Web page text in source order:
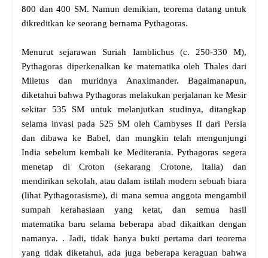
800 dan 400 SM. Namun demikian, teorema datang untuk
dikreditkan ke seorang bernama Pythagoras.
Menurut sejarawan Suriah Iamblichus (c. 250-330 M),
Pythagoras diperkenalkan ke matematika oleh Thales dari
Miletus dan muridnya Anaximander. Bagaimanapun,
diketahui bahwa Pythagoras melakukan perjalanan ke Mesir
sekitar 535 SM untuk melanjutkan studinya, ditangkap
selama invasi pada 525 SM oleh Cambyses II dari Persia
dan dibawa ke Babel, dan mungkin telah mengunjungi
India sebelum kembali ke Mediterania. Pythagoras segera
menetap di Croton (sekarang Crotone, Italia) dan
mendirikan sekolah, atau dalam istilah modern sebuah biara
(lihat Pythagorasisme), di mana semua anggota mengambil
sumpah kerahasiaan yang ketat, dan semua hasil
matematika baru selama beberapa abad dikaitkan dengan
namanya. . Jadi, tidak hanya bukti pertama dari teorema
yang tidak diketahui, ada juga beberapa keraguan bahwa